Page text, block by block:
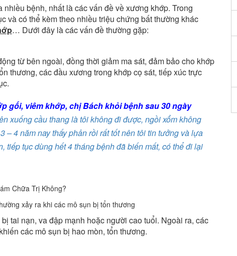
bệnh, nhất là các vấn đề về xương khớp. Trong
và có thể kèm theo nhiều triệu chứng bất thường khác
… Dưới đây là các vấn đề thường gặp:
từ bên ngoài, đồng thời giảm ma sát, đảm bảo cho khớp
thương, các đầu xương trong khớp cọ sát, tiếp xúc trực
gối, viêm khớp, chị Bách khỏi bệnh sau 30 ngày
xuống cầu thang là tôi không đi được, ngồi xổm không
3 – 4 năm nay thấy phản rồi rất tốt nên tôi tin tưởng và lựa
tiếp tục dùng hết 4 tháng bệnh đã biến mất, có thể đi lại
xảy ra khi các mô sụn bị tổn thương
tai nạn, va đập mạnh hoặc người cao tuổi. Ngoài ra, các
các mô sụn bị hao mòn, tổn thương.